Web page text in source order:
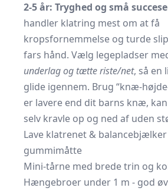
2-5 år: Tryghed og små
handler klatring mest om at få
kropsfornemmelse og turde
fars hånd. Vælg legepladser
underlag og tætte riste/net, så en
glide igennem. Brug “knæ-
er lavere end dit barns knæ,
selv kravle op og ned af uden
Lave klatrenet &
gummimåtte
Mini-tårne med brede trin og
Hængebroer under 1 m - god